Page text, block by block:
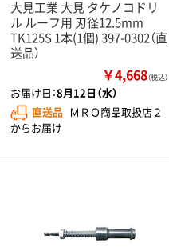
大見工業 大見 タケノコドリ
ル ルーフ用 刃径12.5mm
TK125S 1本(1個) 397-0302（直
送品）
￥4,668（税込）
お届け日：8月12日（水）
直送品 ＭＲＯ商品取扱店２
からお届け